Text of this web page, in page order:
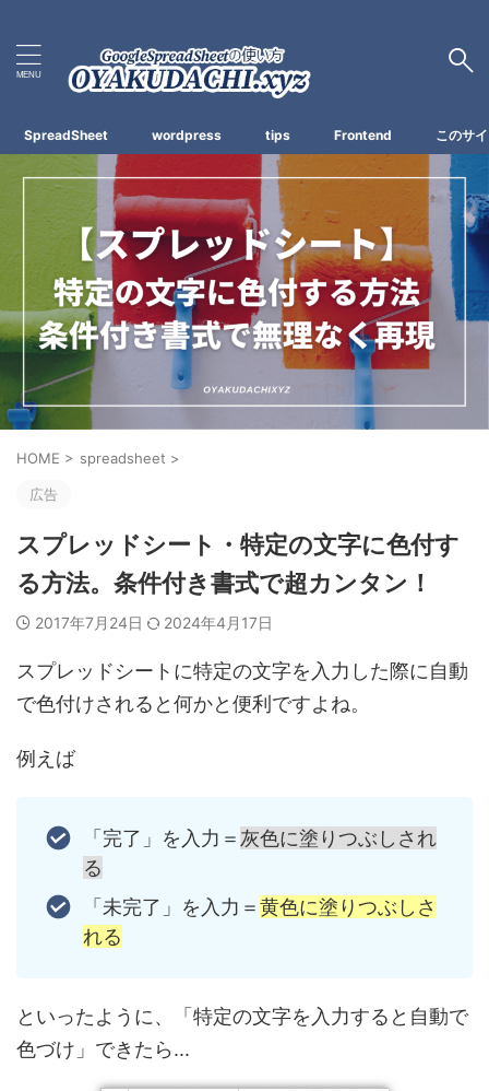
SpreadSheet wordpress tips Frontend このサ
HOME > spreadsheet >
広告
スプレッドシート・特定の文字に色付す
る方法。条件付き書式で超カンタン！
2017年7月24日 2024年4月17日
スプレッドシートに特定の文字を入力した際に自動
で色付けされると何かと便利ですよね。
例えば
「完了」を入力＝ 灰色に塗りつぶしされ
る
「未完了」を入力＝黄色に塗りつぶしさ
れる
といったように、「特定の文字を入力すると自動で
色づけ」できたら...